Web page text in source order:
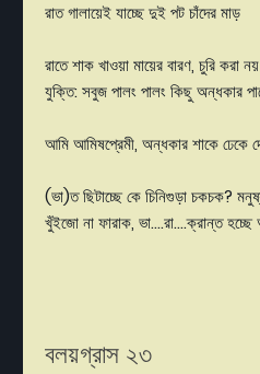
রাত গালায়েই যাচ্ছে দুই পট চাঁদের মাড়
রাতে শাক খাওয়া মায়ের বারণ, চুরি করা নয়
যুক্তি: সবুজ পালং পালং কিছু অন্ধকার
আমি আমিষপ্রেমী, অন্ধকার শাকে ঢেকে
(ভা)ত ছিটাচ্ছে কে চিনিগুড়া চকচক?
খুঁইজো না ফারাক, ভা....রা....ক্রান্ত হচ্ছে
বলয়গ্রাস ২৩